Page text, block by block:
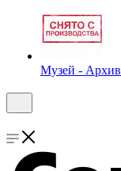
Музей - Архив